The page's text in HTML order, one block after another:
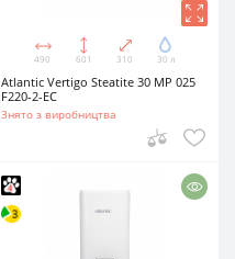
490 601 310 30 л
Atlantic Vertigo Steatite 30 MP 025
F220-2-EC
Знято з виробництва